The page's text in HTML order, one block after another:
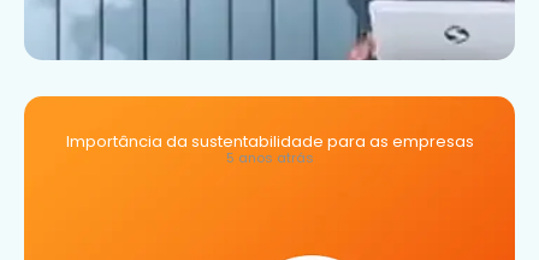
Importância da sustentabilidade para as empresas
5 anos atrás